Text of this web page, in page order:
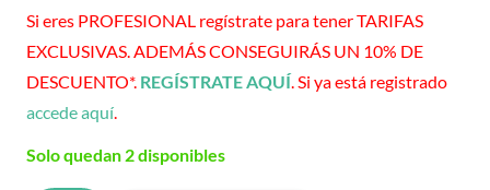
Si eres PROFESIONAL regístrate para tener TARIFAS
EXCLUSIVAS. ADEMÁS CONSEGUIRÁS UN 10% DE
DESCUENTO*. REGÍSTRATE AQUÍ. Si ya está registrado
accede aquí.
Solo quedan 2 disponibles